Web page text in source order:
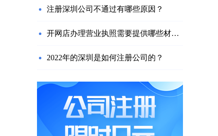
注册深圳公司不通过有哪些原因？
开网店办理营业执照需要提供哪些材料？
2022年的深圳是如何注册公司的？